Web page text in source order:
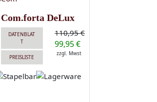
Com.forta DeLux
DATENBLAT
T
PREISLISTE
110,95 €
99,95 €
zzgl. Mwst